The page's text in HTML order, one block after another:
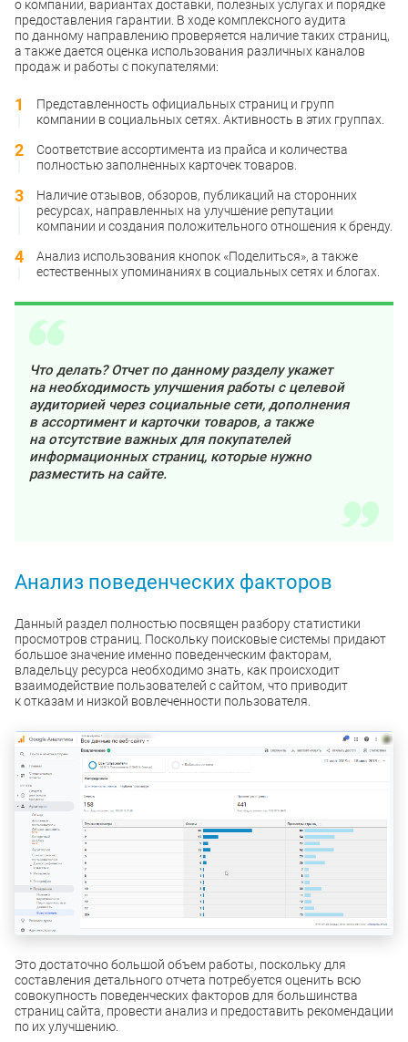
о компании, вариантах доставки, полезных услугах и порядке
предоставления гарантии. В ходе комплексного аудита
по данному направлению проверяется наличие таких страниц,
а также дается оценка использования различных каналов
продаж и работы с покупателями:
Представленность официальных страниц и групп
компании в социальных сетях. Активность в этих группах.
Соответствие ассортимента из прайса и количества
полностью заполненных карточек товаров.
Наличие отзывов, обзоров, публикаций на сторонних
ресурсах, направленных на улучшение репутации
компании и создания положительного отношения к бренду.
Анализ использования кнопок «Поделиться», а также
естественных упоминаниях в социальных сетях и блогах.
Что делать? Отчет по данному разделу укажет
на необходимость улучшения работы с целевой
аудиторией через социальные сети, дополнения
в ассортимент и карточки товаров, а также
на отсутствие важных для покупателей
информационных страниц, которые нужно
разместить на сайте.
Анализ поведенческих факторов
Данный раздел полностью посвящен разбору статистики
просмотров страниц. Поскольку поисковые системы придают
большое значение именно поведенческим факторам,
владельцу ресурса необходимо знать, как происходит
взаимодействие пользователей с сайтом, что приводит
к отказам и низкой вовлеченности пользователя.
Это достаточно большой объем работы, поскольку для
составления детального отчета потребуется оценить всю
совокупность поведенческих факторов для большинства
страниц сайта, провести анализ и предоставить рекомендации
по их улучшению.